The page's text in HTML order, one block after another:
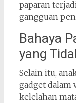
paparan
gangguan
Bahaya
yang
Selain itu,
gadget dalam
kelelahan